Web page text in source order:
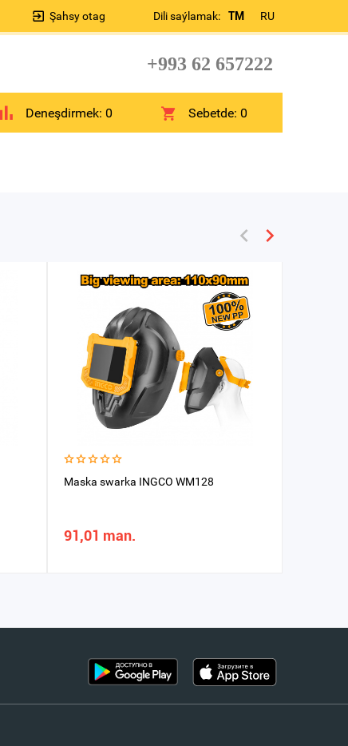
Dili saýlamak: TM RU
Şahsy otag
+993 62 657222
Deneşdirmek: 0 Sebetde:0
Maska swarka INGCO WM128
91,01 man.